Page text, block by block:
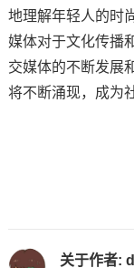
地理解年轻人的时
媒体对于文化传播
交媒体的不断发展
将不断涌现，成为
关于作者: